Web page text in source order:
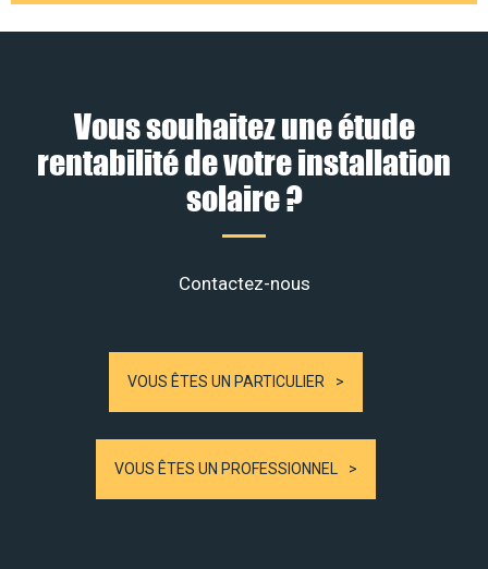
Vous souhaitez une étude
rentabilité de votre installation
solaire ?
Contactez-nous
VOUS ÊTES UN PARTICULIER
VOUS ÊTES UN PROFESSIONNEL